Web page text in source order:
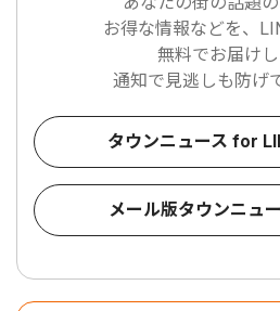
お得な情報などを、
無料でお届けし
通知で見逃しも防げ
タウンニュース for
メール版タウンニュ